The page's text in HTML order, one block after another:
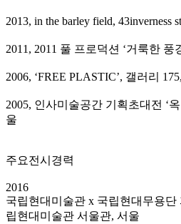
2013, in the barley field, 43inverness
2011, 2011 풀 프로덕션 ‘거룩한
2006, ‘FREE PLASTIC’, 갤러리
2005, 인사미술공간 기획초대전 ‘
울
주요전시경력
2016
국립현대미술관 x 국립현대무용단
립현대미술관 서울관, 서울